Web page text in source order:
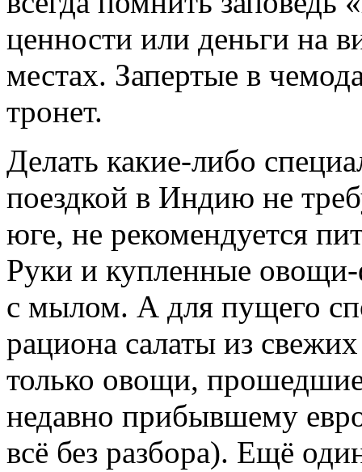
ценности или деньги на
местах. Запертые в
тронет.
Делать какие-либо
поездкой в Индию не
юге, не рекомендуется
Руки и купленные
с мылом. А для пущего
рациона салаты из
только овощи,
недавно прибывшему
всё без разбора). Ещё